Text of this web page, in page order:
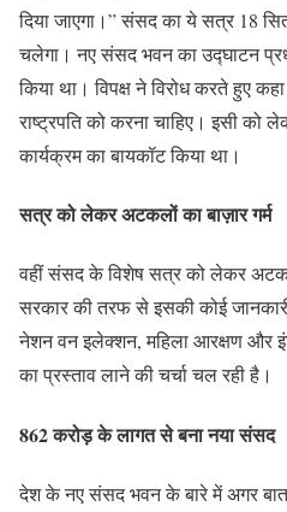
दिया जाएगा।” संसद का ये सत्र 18
चलेगा। नए संसद भवन का उद्घाटन
किया था। विपक्ष ने विरोध करते हुए
राष्ट्रपति को करना चाहिए। इसी को
कार्यक्रम का बायकॉट किया था।
सत्र को लेकर अटकलों का बाज़ार गर्म
वहीं संसद के विशेष सत्र को लेकर
सरकार की तरफ से इसकी कोई
नेशन वन इलेक्शन, महिला आरक्षण और
का प्रस्ताव लाने की चर्चा चल रही है।
862 करोड़ के लागत से बना नया संसद
देश के नए संसद भवन के बारे में अगर बात